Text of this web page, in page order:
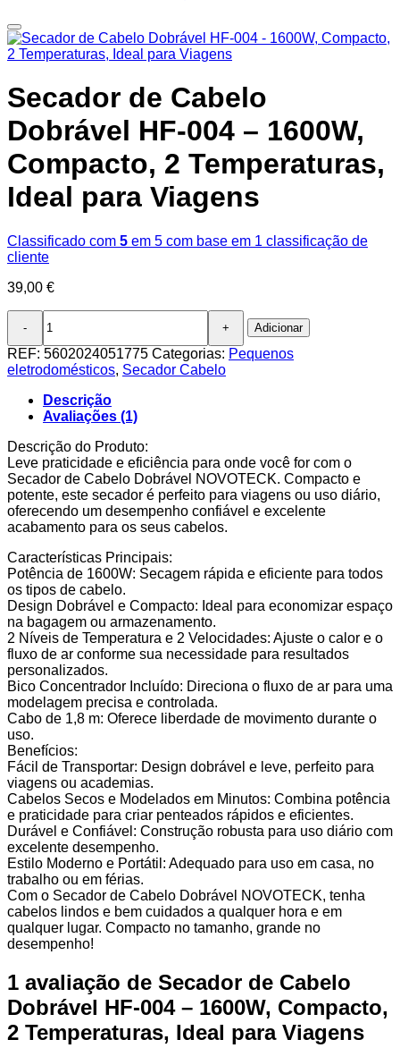
Secador de Cabelo
Dobrável HF-004 – 1600W,
Compacto, 2 Temperaturas,
Ideal para Viagens
Classificado com 5 em 5 com base em 1 classificação de
cliente
39,00 €
Quantidade
Secador
de
Cabelo
Dobrável
HF-
-
1600W,
Compacto,
2
Temperaturas,
Ideal
Viagens
Adicionar
REF: 5602024051775 Categorias: Pequenos
eletrodomésticos, Secador Cabelo
Descrição
Avaliações (1)
Descrição do Produto:
Leve praticidade e eficiência para onde você for com o
Secador de Cabelo Dobrável NOVOTECK. Compacto e
potente, este secador é perfeito para viagens ou uso diário,
oferecendo um desempenho confiável e excelente
acabamento para os seus cabelos.
Características Principais:
Potência de 1600W: Secagem rápida e eficiente para todos
os tipos de cabelo.
Design Dobrável e Compacto: Ideal para economizar espaço
na bagagem ou armazenamento.
2 Níveis de Temperatura e 2 Velocidades: Ajuste o calor e o
fluxo de ar conforme sua necessidade para resultados
personalizados.
Bico Concentrador Incluído: Direciona o fluxo de ar para uma
modelagem precisa e controlada.
Cabo de 1,8 m: Oferece liberdade de movimento durante o
uso.
Benefícios:
Fácil de Transportar: Design dobrável e leve, perfeito para
viagens ou academias.
Cabelos Secos e Modelados em Minutos: Combina potência
e praticidade para criar penteados rápidos e eficientes.
Durável e Confiável: Construção robusta para uso diário com
excelente desempenho.
Estilo Moderno e Portátil: Adequado para uso em casa, no
trabalho ou em férias.
Com o Secador de Cabelo Dobrável NOVOTECK, tenha
cabelos lindos e bem cuidados a qualquer hora e em
qualquer lugar. Compacto no tamanho, grande no
desempenho!
1 avaliação de Secador de Cabelo
Dobrável HF-004 – 1600W, Compacto,
2 Temperaturas, Ideal para Viagens